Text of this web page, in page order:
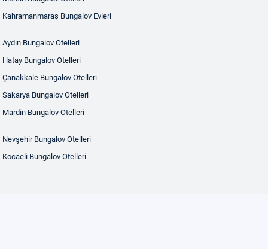
Kahramanmaraş Bungalov Evleri
Aydın Bungalov Otelleri
Hatay Bungalov Otelleri
Çanakkale Bungalov Otelleri
Sakarya Bungalov Otelleri
Mardin Bungalov Otelleri
Nevşehir Bungalov Otelleri
Kocaeli Bungalov Otelleri